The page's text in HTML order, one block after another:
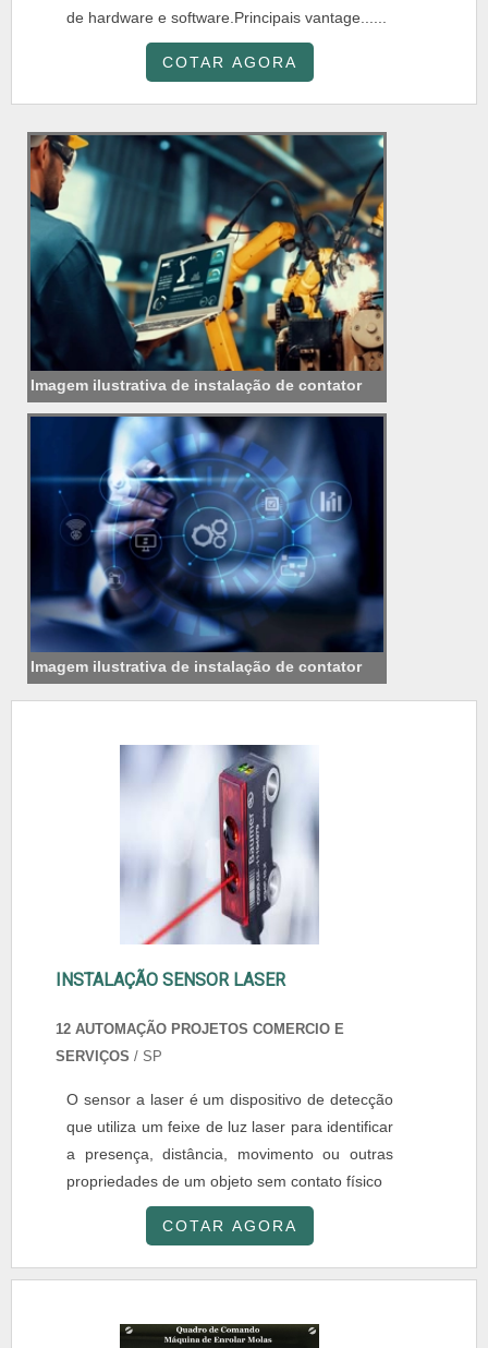
de hardware e software.Principais vantage......
COTAR AGORA
Imagem ilustrativa de instalação de contator
Imagem ilustrativa de instalação de contator
INSTALAÇÃO SENSOR LASER
12 AUTOMAÇÃO PROJETOS COMERCIO E
SERVIÇOS / SP
O sensor a laser é um dispositivo de detecção
que utiliza um feixe de luz laser para identificar
a presença, distância, movimento ou outras
propriedades de um objeto sem contato físico
COTAR AGORA